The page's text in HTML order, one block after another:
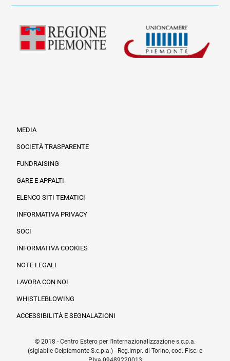
MEDIA
SOCIETÀ TRASPARENTE
FUNDRAISING
GARE E APPALTI
ELENCO SITI TEMATICI
INFORMATIVA PRIVACY
SOCI
INFORMATIVA COOKIES
NOTE LEGALI
LAVORA CON NOI
WHISTLEBLOWING
ACCESSIBILITÀ E SEGNALAZIONI
© 2018 - Centro Estero per l'Internazionalizzazione s.c.p.a.
(siglabile Ceipiemonte S.c.p.a.) - Reg.impr. di Torino, cod. Fisc. e